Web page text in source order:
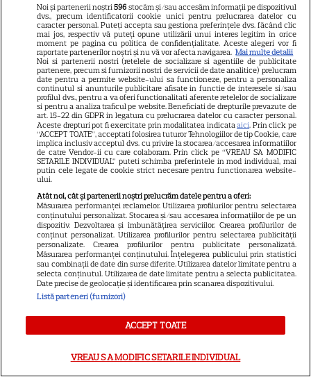
11
dintr-un bestseller The New
York Times, ajunge în
cinematografe pe 7 august
16
NETFLIX
Noutăți Netflix în august 2026:
Robert De Niro, „Nosferatu” și
noile sezoane din „Outer
Banks” și „Un veac de
singurătate”
14
VEDETE STRĂINE
Sean Astin din „Stăpânul
Inelelor” a fost nevoit să își
vândă casa din cauza
salariului mic: Câți bani a
primit de fapt
VEDETE STRĂINE
Elon Musk, atac la adresa
regizorului premiat cu Oscar
Noi și partenerii noștri596 stocăm și/sau accesăm informații pe dispozitivul
dvs., precum identificatorii cookie unici pentru prelucrarea datelor cu
caracter personal. Puteți accepta sau gestiona preferințele dvs. făcând clic
mai jos, respectiv vă puteți opune utilizării unui interes legitim în orice
moment pe pagina cu politica de confidențialitate. Aceste alegeri vor fi
raportate partenerilor noștri și nu vă vor afecta navigarea. Mai multe detalii
Noi si partenerii nostri (retelele de socializare si agentiile de publicitate
partenere, precum si furnizorii nostri de servicii de date analitice) prelucram
date pentru a permite website-ului sa functioneze, pentru a personaliza
continutul si anunturile publicitare afisate in functie de interesele si/sau
profilul dvs., pentru a va oferi functionalitati aferente retelelor de socializare
si pentru a analiza traficul pe website. Beneficiati de drepturile prevazute de
art. 15-22 din GDPR in legatura cu prelucrarea datelor cu caracter personal.
Aceste drepturi pot fi exercitate prin modalitatea indicataaici. Prin click pe
“ACCEPT TOATE”, acceptati folosirea tuturor Tehnologiilor de tip Cookie, care
implica inclusiv acceptul dvs. cu privire la stocarea/accesarea informatiilor
de catre Vendor-ii cu care colaboram. Prin click pe “VREAU SA MODIFIC
SETARILE INDIVIDUAL” puteti schimba preferintele in mod individual, mai
putin cele legate de cookie strict necesare pentru functionarea website-
ului.
Atât noi, cât și partenerii noștri prelucrăm datele pentru a oferi:
Măsurarea performanței reclamelor. Utilizarea profilurilor pentru selectarea
conținutului personalizat. Stocarea și/sau accesarea informațiilor de pe un
dispozitiv. Dezvoltarea și îmbunătățirea serviciilor. Crearea profilurilor de
conținut personalizat. Utilizarea profilurilor pentru selectarea publicității
personalizate. Crearea profilurilor pentru publicitate personalizată.
Măsurarea performanței conținutului. Înțelegerea publicului prin statistici
sau combinații de date din surse diferite. Utilizarea datelor limitate pentru a
selecta conținutul. Utilizarea de date limitate pentru a selecta publicitatea.
Date precise de geolocație și identificarea prin scanarea dispozitivului.
Listă parteneri (furnizori)
ACCEPT TOATE
VREAU SA MODIFIC SETARILE INDIVIDUAL